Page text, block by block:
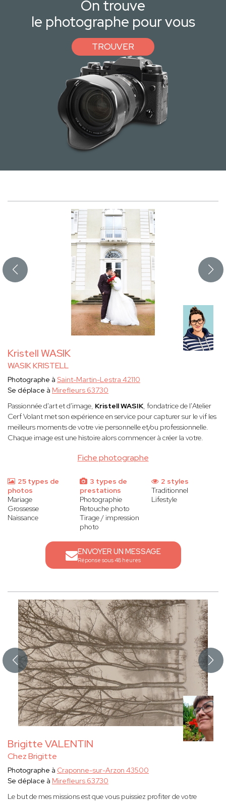
On trouve
le photographe pour vous
TROUVER
Kristell WASIK
WASIK KRISTELL
Fiche photographe
Photographe à Saint-Martin-Lestra 42110
Se déplace à Mirefleurs 63730
Passionnée d'art et d'image, Kristell WASIK, fondatrice de l'Atelier
Cerf Volant met son expérience en service pour capturer sur le vif les
meilleurs moments de votre vie personnelle et/ou professionnelle.
Chaque image est une histoire alors commencer à créer la votre.
25 types de
photos
Mariage
Grossesse
Naissance
3 types de
prestations
Photographie
Retouche photo
Tirage / impression
photo
2 styles
Traditionnel
Lifestyle
ENVOYER UN MESSAGE
Réponse sous 48 heures
Brigitte VALENTIN
Chez Brigitte
Photographe à Craponne-sur-Arzon 43500
Se déplace à Mirefleurs 63730
Le but de mes missions est que vous puissiez profiter de votre